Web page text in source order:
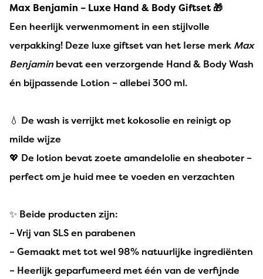
Max Benjamin – Luxe Hand & Body Giftset 🎁
Een heerlijk verwenmoment in een stijlvolle
verpakking! Deze luxe giftset van het Ierse merk Max
Benjamin bevat een verzorgende Hand & Body Wash
én bijpassende Lotion – allebei 300 ml.
💧 De wash is verrijkt met kokosolie en reinigt op
milde wijze
💖 De lotion bevat zoete amandelolie en sheaboter –
perfect om je huid mee te voeden en verzachten
✨ Beide producten zijn:
– Vrij van SLS en parabenen
– Gemaakt met tot wel 98% natuurlijke ingrediënten
– Heerlijk geparfumeerd met één van de verfijnde